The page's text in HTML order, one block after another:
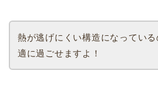
熱が逃げにくい構造になってい
適に過ごせますよ！